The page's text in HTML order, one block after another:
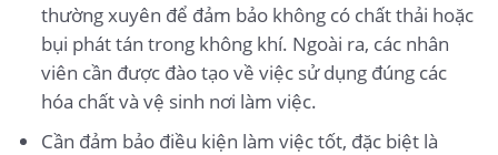
thường xuyên để đảm bảo không có chất thải hoặc
bụi phát tán trong không khí. Ngoài ra, các nhân
viên cần được đào tạo về việc sử dụng đúng các
hóa chất và vệ sinh nơi làm việc.
Cần đảm bảo điều kiện làm việc tốt, đặc biệt là